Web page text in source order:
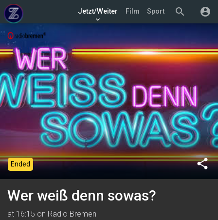
search account_circle
Jetzt/Weiter
keyboard_arrow_down
Film Sport
share
Ended
Wer weiß denn sowas?
at 16:15 on Radio Bremen